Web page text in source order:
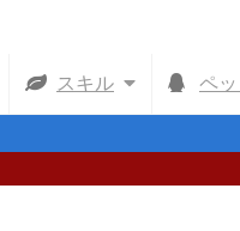
スキル ペッ